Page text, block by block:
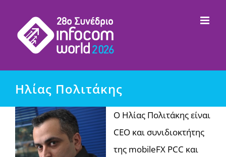
περιεχόμενο
Ηλίας Πολιτάκης
Ο Ηλίας Πολιτάκης είναι
CEO και συνιδιοκτήτης
της mobileFX PCC και